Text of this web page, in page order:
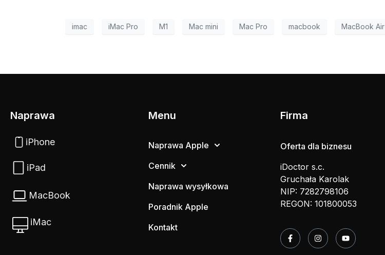
imac iMac Pro M1 Mac mini Mac Pro macbook MacBook Air
Naprawa
iPhone
iPad
MacBook
iMac
Menu
Naprawa Apple
Cennik
Naprawa wysyłkowa
Poradnik Apple
Kontakt
Firma
Oferta dla biznesu
iDoctor s.c.
Gruchała Karolak
NIP: 7282798106
REGON: 101800053